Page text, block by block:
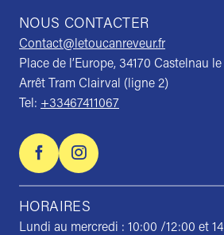
NOUS CONTACTER
Contact@letoucanreveur.fr
Place de l’Europe, 34170 Castelnau
Arrêt Tram Clairval (ligne 2)
Tel: +33467411067
HORAIRES
Lundi au mercredi : 10:00 /12:00 et